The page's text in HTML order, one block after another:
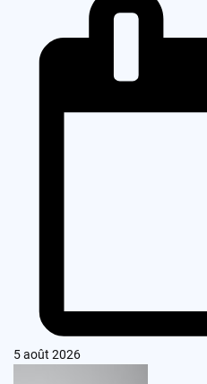
5 août 2026